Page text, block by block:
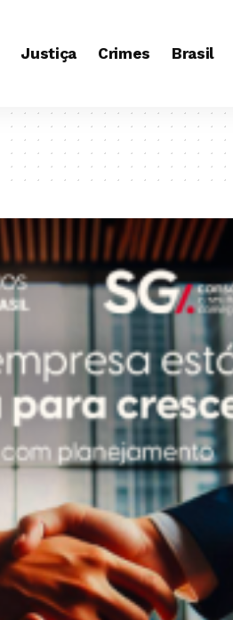
Justiça Crimes Brasil